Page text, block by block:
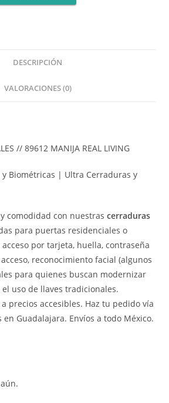
DESCRIPCIÓN
VALORACIONES (0)
// 89612 MANIJA REAL LIVING
Biométricas | Ultra Cerraduras y
comodidad con nuestrascerraduras
para puertas residenciales o
por tarjeta, huella, contraseña
reconocimiento facial (algunos
para quienes buscan modernizar
uso de llaves tradicionales.
precios accesibles. Haz tu pedido vía
Guadalajara. Envíos a todo México.